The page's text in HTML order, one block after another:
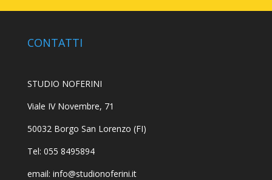
CONTATTI
STUDIO NOFERINI
Viale IV Novembre, 71
50032 Borgo San Lorenzo (FI)
Tel: 055 8495894
email: info@studionoferini.it